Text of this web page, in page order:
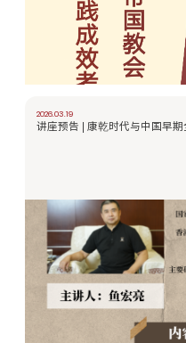
2026.03.19
讲座预告 | 康乾时代与中国早期